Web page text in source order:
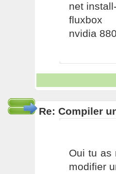
net
fluxbox
nvidia
Re: Compiler
Oui tu as
modifier